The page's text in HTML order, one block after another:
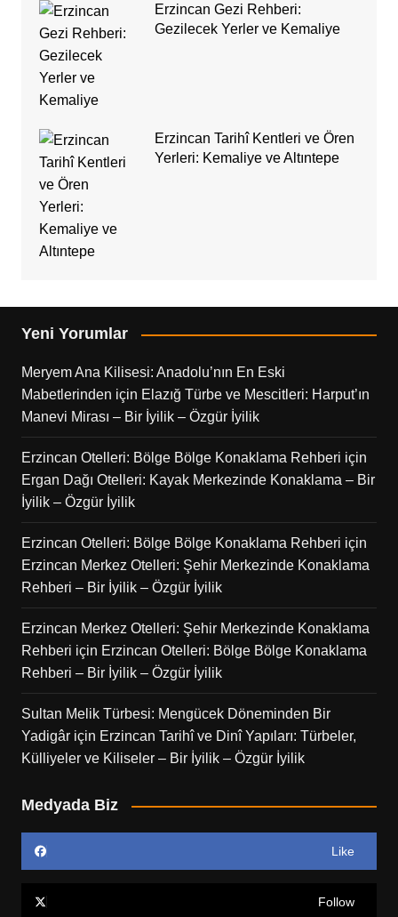
Erzincan Gezi Rehberi:
Gezilecek Yerler ve Kemaliye
Erzincan Tarihî Kentleri ve Ören
Yerleri: Kemaliye ve Altıntepe
Yeni Yorumlar
Meryem Ana Kilisesi: Anadolu’nın En Eski
Mabetlerinden için Elazığ Türbe ve Mescitleri: Harput’ın
Manevi Mirası – Bir İyilik – Özgür İyilik
Erzincan Otelleri: Bölge Bölge Konaklama Rehberi için
Ergan Dağı Otelleri: Kayak Merkezinde Konaklama – Bir
İyilik – Özgür İyilik
Erzincan Otelleri: Bölge Bölge Konaklama Rehberi için
Erzincan Merkez Otelleri: Şehir Merkezinde Konaklama
Rehberi – Bir İyilik – Özgür İyilik
Erzincan Merkez Otelleri: Şehir Merkezinde Konaklama
Rehberi için Erzincan Otelleri: Bölge Bölge Konaklama
Rehberi – Bir İyilik – Özgür İyilik
Sultan Melik Türbesi: Mengücek Döneminden Bir
Yadigâriçin Erzincan Tarihî ve Dinî Yapıları: Türbeler,
Külliyeler ve Kiliseler – Bir İyilik – Özgür İyilik
Medyada Biz
Like
Follow